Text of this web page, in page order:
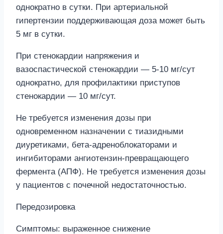
однократно в сутки. При артериальной
гипертензии поддерживающая доза может быть
5 мг в сутки.
При стенокардии напряжения и
вазоспастической стенокардии — 5-10 мг/сут
однократно, для профилактики приступов
стенокардии — 10 мг/сут.
Не требуется изменения дозы при
одновременном назначении с тиазидными
диуретиками, бета-адреноблокаторами и
ингибиторами ангиотензин-превращающего
фермента (АПФ). Не требуется изменения дозы
у пациентов с почечной недостаточностью.
Передозировка
Симптомы: выраженное снижение